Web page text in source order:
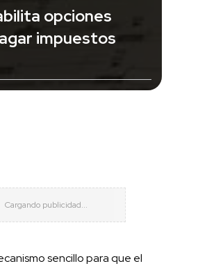
opciones
impuestos
sencillo para que el